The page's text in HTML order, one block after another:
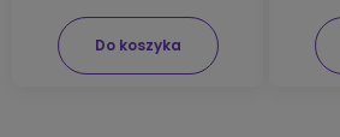
Do koszyka